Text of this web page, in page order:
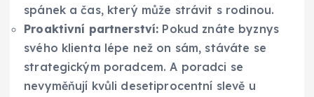
spánek a čas, který může strávit s rodinou.
Proaktivní partnerství: Pokud znáte byznys
svého klienta lépe než on sám, stáváte se
strategickým poradcem. A poradci se
nevyměňují kvůli desetiprocentní slevě u